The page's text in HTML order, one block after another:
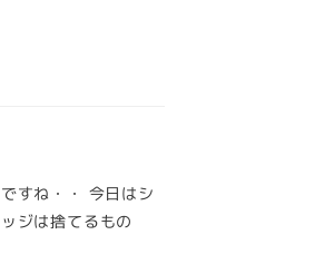
すね・・ 今日はシ
ジは捨てるもの